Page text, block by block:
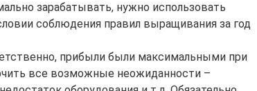
зарабатывать, нужно использовать
соблюдения правил выращивания за год
прибыли были максимальными при
все возможные неожиданности –